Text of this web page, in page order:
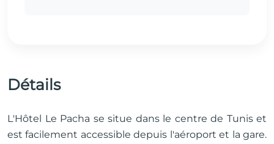
Détails
L'Hôtel Le Pacha se situe dans le centre de Tunis et
est facilement accessible depuis l'aéroport et la gare.